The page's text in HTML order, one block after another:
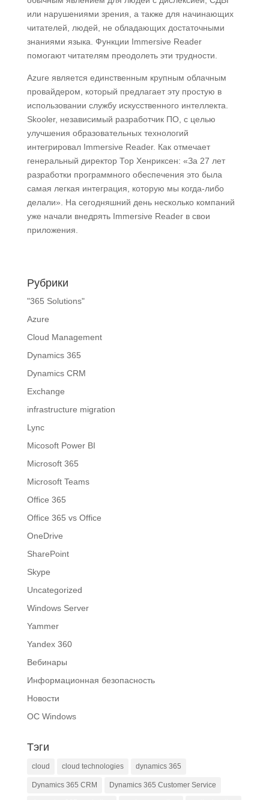
или нарушениями зрения, а также для начинающих
читателей, людей, не обладающих достаточными
знаниями языка. Функции Immersive Reader
помогают читателям преодолеть эти трудности.
Azure является единственным крупным облачным
провайдером, который предлагает эту простую в
использовании службу искусственного интеллекта.
Skooler, независимый разработчик ПО, с целью
улучшения образовательных технологий
интегрировал Immersive Reader. Как отмечает
генеральный директор Тор Хенриксен: «За 27 лет
разработки программного обеспечения это была
самая легкая интеграция, которую мы когда-либо
делали». На сегодняшний день несколько компаний
уже начали внедрять Immersive Reader в свои
приложения.
Рубрики
"365 Solutions"
Azure
Cloud Management
Dynamics 365
Dynamics CRM
Exchange
infrastructure migration
Lync
Micosoft Power BI
Microsoft 365
Microsoft Teams
Office 365
Office 365 vs Office
OneDrive
SharePoint
Skype
Uncategorized
Windows Server
Yammer
Yandex 360
Вебинары
Информационная безопасность
Новости
ОС Windows
Тэги
cloud cloud technologies dynamics 365
Dynamics 365 CRM Dynamics 365 Customer Service